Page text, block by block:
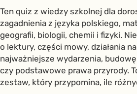
Ten quiz z wiedzy szkolnej dla
zagadnienia z języka polskiego,
geografii, biologii, chemii i fizyki.
o lektury, części mowy, działania
najważniejsze wydarzenia,
czy podstawowe prawa przyrody.
zestaw, który przypomina, ile